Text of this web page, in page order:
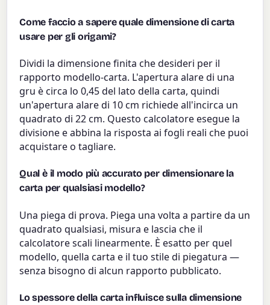
Come faccio a sapere quale dimensione di carta
usare per gli origami?
Dividi la dimensione finita che desideri per il
rapporto modello-carta. L'apertura alare di una
gru è circa lo 0,45 del lato della carta, quindi
un'apertura alare di 10 cm richiede all'incirca un
quadrato di 22 cm. Questo calcolatore esegue la
divisione e abbina la risposta ai fogli reali che puoi
acquistare o tagliare.
Qual è il modo più accurato per dimensionare la
carta per qualsiasi modello?
Una piega di prova. Piega una volta a partire da un
quadrato qualsiasi, misura e lascia che il
calcolatore scali linearmente. È esatto per quel
modello, quella carta e il tuo stile di piegatura —
senza bisogno di alcun rapporto pubblicato.
Lo spessore della carta influisce sulla dimensione